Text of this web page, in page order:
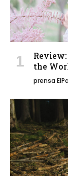
the
prensa